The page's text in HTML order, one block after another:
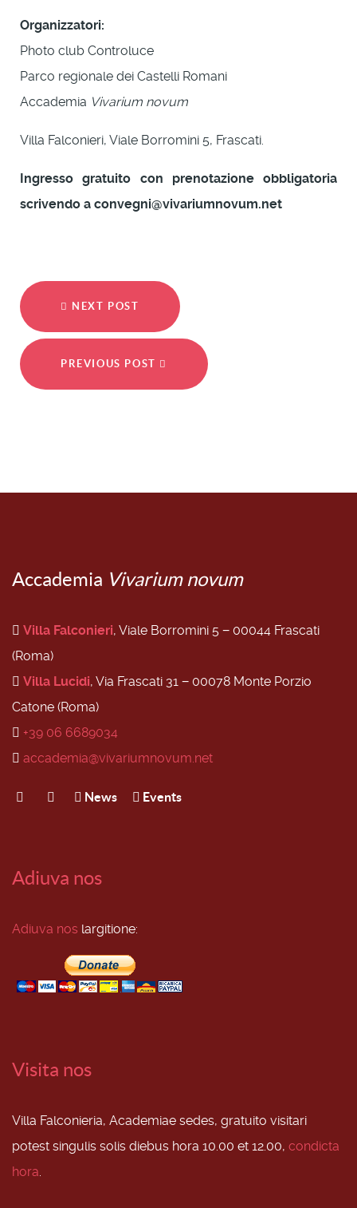
Organizzatori:
Photo club Controluce
Parco regionale dei Castelli Romani
Accademia Vivarium novum
Villa Falconieri, Viale Borromini 5, Frascati.
Ingresso gratuito con prenotazione obbligatoria
scrivendo a convegni@vivariumnovum.net
NEXT POST
PREVIOUS POST
Accademia Vivarium novum
Villa Falconieri, Viale Borromini 5 − 00044 Frascati
(Roma)
Villa Lucidi, Via Frascati 31 − 00078 Monte Porzio
Catone (Roma)
+39 06 6689034
accademia@vivariumnovum.net
News Events
Adiuva nos
Adiuva nos largitione:
Visita nos
Villa Falconieria, Academiae sedes, gratuito visitari
potest singulis solis diebus hora 10.00 et 12.00, condicta
hora.